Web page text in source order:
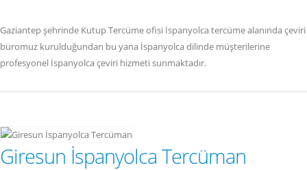
Gaziantep şehrinde Kutup Tercüme ofisi İspanyolca tercüme alanında çeviri
büromuz kurulduğundan bu yana İspanyolca dilinde müşterilerine
profesyonel İspanyolca çeviri hizmeti sunmaktadır.
Giresun İspanyolca Tercüman